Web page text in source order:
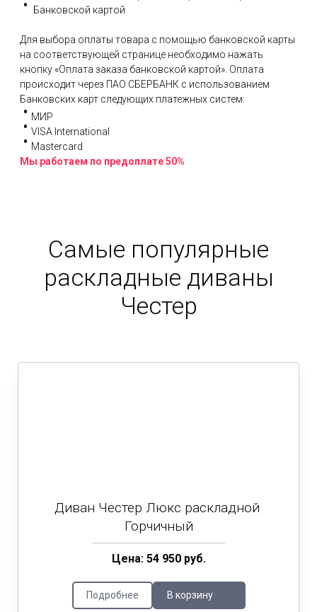
Банковской картой
Для выбора оплаты товара с помощью банковской карты
на соответствующей странице необходимо нажать
кнопку «Оплата заказа банковской картой». Оплата
происходит через ПАО СБЕРБАНК с использованием
Банковских карт следующих платежных систем:
МИР
VISA International
Mastercard
Мы работаем по предоплате 50%
Самые популярные
раскладные диваны
Честер
Диван Честер Люкс раскладной
Горчичный
Цена: 54 950 руб.
Подробнее В корзину